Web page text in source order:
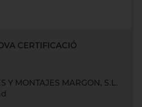
CERTIFICACIÓ
Y MONTAJES MARGON, S.L.